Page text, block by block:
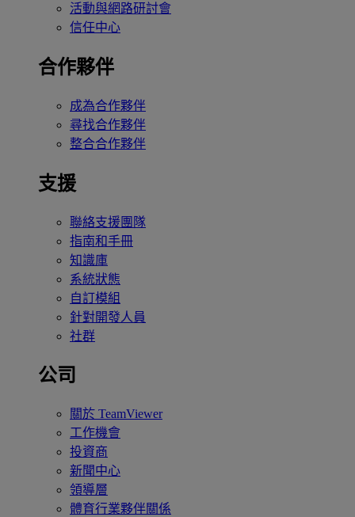
活動與網路研討會
信任中心
合作夥伴
成為合作夥伴
尋找合作夥伴
整合合作夥伴
支援
聯絡支援團隊
指南和手冊
知識庫
系統狀態
自訂模組
針對開發人員
社群
公司
關於 TeamViewer
工作機會
投資商
新聞中心
領導層
體育行業夥伴關係